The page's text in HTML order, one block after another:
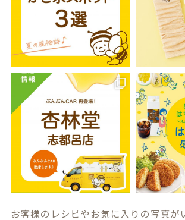
お客様のレシピやお気に入りの写真が